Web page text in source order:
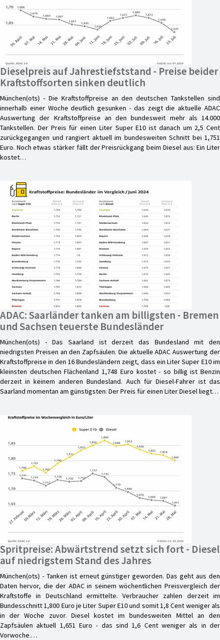
Dieselpreis auf Jahrestiefststand - Preise beider
Kraftstoffsorten sinken deutlich
München(ots) - Die Kraftstoffpreise an den deutschen Tankstellen sind
innerhalb einer Woche deutlich gesunken - das zeigt die aktuelle ADAC
Auswertung der Kraftstoffpreise an den bundesweit mehr als 14.000
Tankstellen. Der Preis für einen Liter Super E10 ist danach um 2,5 Cent
zurückgegangen und rangiert aktuell im bundesweiten Schnitt bei 1,751
Euro. Noch etwas stärker fällt der Preisrückgang beim Diesel aus: Ein Liter
kostet…
ADAC: Saarländer tanken am billigsten - Bremen
und Sachsen teuerste Bundesländer
München(ots) - Das Saarland ist derzeit das Bundesland mit den
niedrigsten Preisen an den Zapfsäulen. Die aktuelle ADAC Auswertung der
Kraftstoffpreise in den 16 Bundesländern zeigt, dass ein Liter Super E10 im
kleinsten deutschen Flächenland 1,748 Euro kostet - so billig ist Benzin
derzeit in keinem anderen Bundesland. Auch für Diesel-Fahrer ist das
Saarland momentan am günstigsten: Der Preis für einen Liter Diesel liegt…
Spritpreise: Abwärtstrend setzt sich fort - Diesel
auf niedrigstem Stand des Jahres
München(ots) - Tanken ist erneut günstiger geworden. Das geht aus den
Daten hervor, die der ADAC in seinem wöchentlichen Preisvergleich der
Kraftstoffe in Deutschland ermittelte. Verbraucher zahlen derzeit im
Bundesschnitt 1,800 Euro je Liter Super E10 und somit 1,8 Cent weniger als
in der Woche zuvor. Diesel kostet im bundesweiten Mittel an den
Zapfsäulen aktuell 1,651 Euro - das sind 1,6 Cent weniger als in der
Vorwoche.…